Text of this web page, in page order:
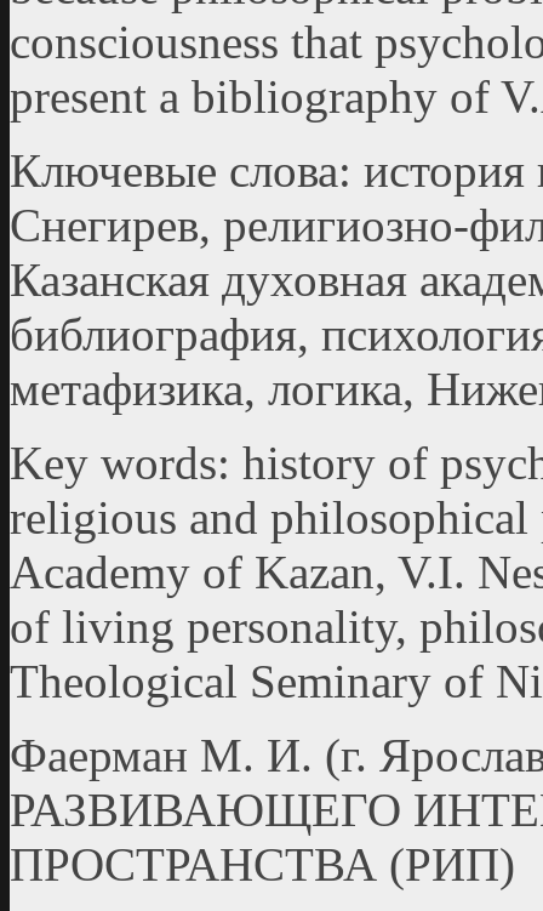
consciousness that
present a bibliography of
Ключевые слова:
Снегирев, религиозно-
Казанская духовная
библиография,
метафизика, логика,
Key words: history of
religious and
Academy of Kazan, V.I.
of living personality,
Theological Seminary of
Фаерман М. И. (г.
РАЗВИВАЮЩЕГО
ПРОСТРАНСТВА (РИП)